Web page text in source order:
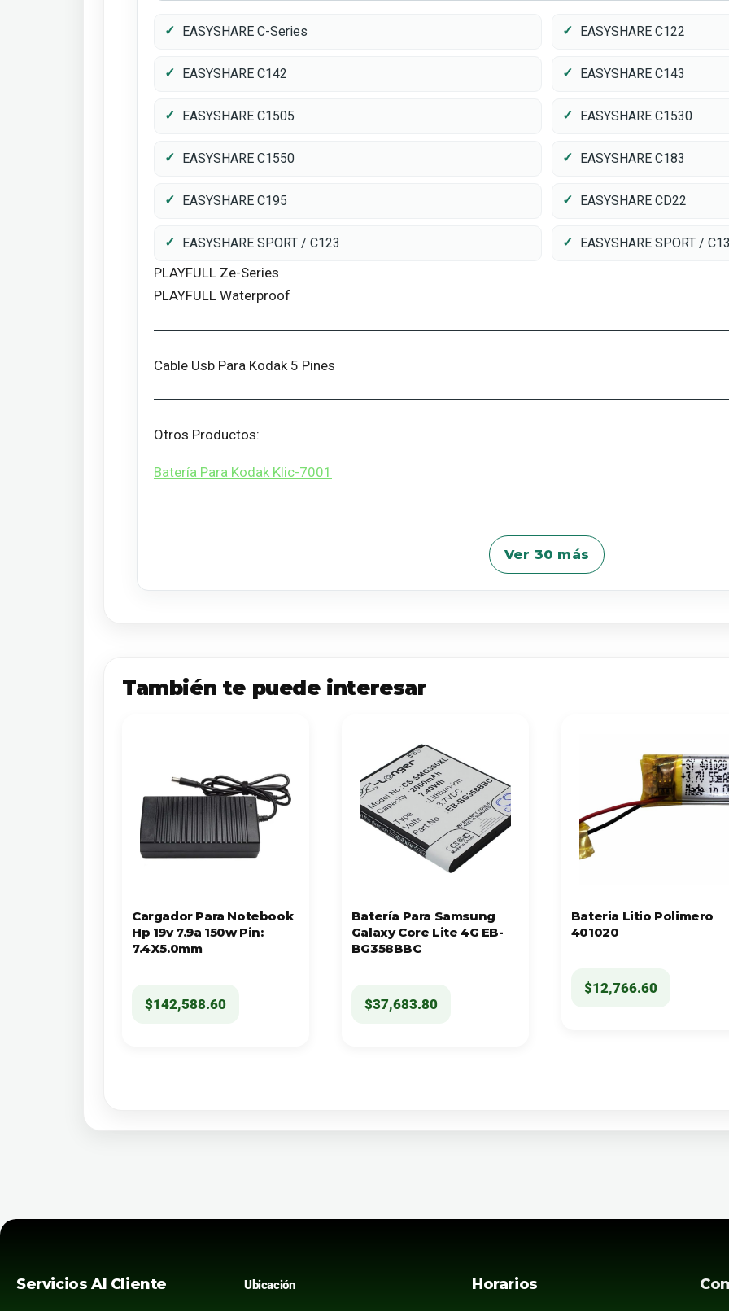
EASYSHARE C-Series EASYSHARE C122
EASYSHARE C142 EASYSHARE C143
EASYSHARE C1505 EASYSHARE C1530
EASYSHARE C1550 EASYSHARE C183
EASYSHARE C195 EASYSHARE CD22
EASYSHARE SPORT / C123 EASYSHARE SPORT /
PLAYFULL Ze-Series
PLAYFULL Waterproof
Cable Usb Para Kodak 5 Pines
Otros Productos:
Batería Para Kodak Klic-7001
Ver 30 más
También te puede interesar
Cargador Para Notebook
Hp 19v 7.9a 150w Pin:
7.4X5.0mm
$142,588.60
Batería Para Samsung
Galaxy Core Lite 4G EB-
BG358BBC
$37,683.80
Bateria Litio Polimero
401020
$12,766.60
Servicios Al Cliente Ubicación Horarios